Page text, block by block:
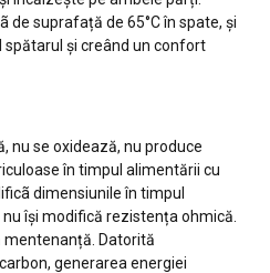
de suprafață de 65°C în spate, și
spătarul și creând un confort
nu se oxidează, nu produce
în timpul alimentării cu
dimensiunile în timpul
își modifică rezistența ohmică.
mentenanță. Datorită
generarea energiei